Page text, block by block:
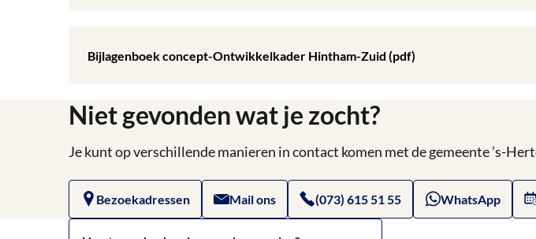
Ontwikkelkader
(pdf)
Bijlagenboek concept-Ontwikkelkader Hintham-Zuid (pdf)
Lees
over
Bijlagenboek
concept-
Ontwikkelkader
Niet gevonden wat je zocht?
Je kunt op verschillende manieren in contact komen met de gemeente ’s-
Bezoekadressen Mail ons (073) 615 51 55 WhatsApp